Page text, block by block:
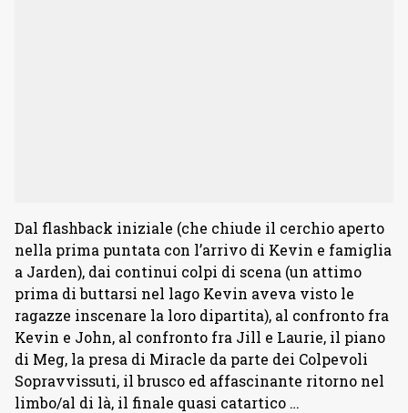
Dal flashback iniziale (che chiude il cerchio aperto
nella prima puntata con l’arrivo di Kevin e famiglia
a Jarden), dai continui colpi di scena (un attimo
prima di buttarsi nel lago Kevin aveva visto le
ragazze inscenare la loro dipartita), al confronto fra
Kevin e John, al confronto fra Jill e Laurie, il piano
di Meg, la presa di Miracle da parte dei Colpevoli
Sopravvissuti, il brusco ed affascinante ritorno nel
limbo/al di là, il finale quasi catartico …